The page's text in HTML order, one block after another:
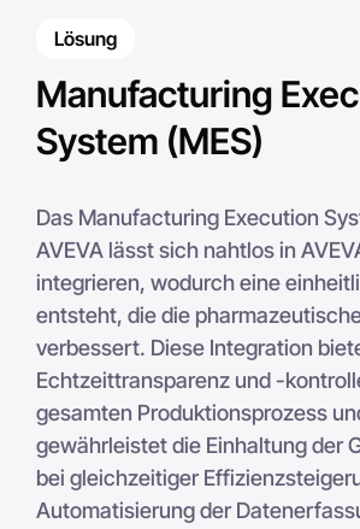
Lösung
Manufacturing
System (MES)
Das Manufacturing Execution
AVEVA lässt sich nahtlos in
integrieren, wodurch eine
entsteht, die die
verbessert. Diese Integration
Echtzeittransparenz und -
gesamten Produktionsprozess
gewährleistet die Einhaltung der
bei gleichzeitiger
Automatisierung der